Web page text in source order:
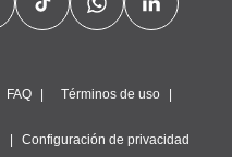
FAQ Términos de uso
Configuración de privacidad